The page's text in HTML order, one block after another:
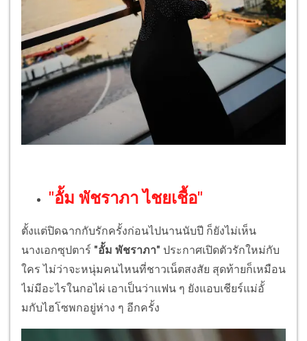
"อั้ม พัชราภา ไชยเชื้อ"
ตั้งแต่ปิดฉากกับรักครั้งก่อนไปนานนับปี ก็ยังไม่เห็น
นางเอกซุปตาร์ "อั้ม พัชราภา" ประกาศเปิดตัวรักใหม่กับ
ใคร ไม่ว่าจะหนุ่มคนไหนที่ชาวเน็ตสงสัย สุดท้ายก็เหมือน
ไม่มีอะไรในกอไผ่ เอาเป็นว่าแฟน ๆ ยังแอบเชียร์แม่อั้
มกับไฮโซพกอยู่ห่าง ๆ อีกครั้ง